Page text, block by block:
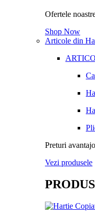
Ofertele
Shop Now
Articole din
Preturi
Vezi produsele